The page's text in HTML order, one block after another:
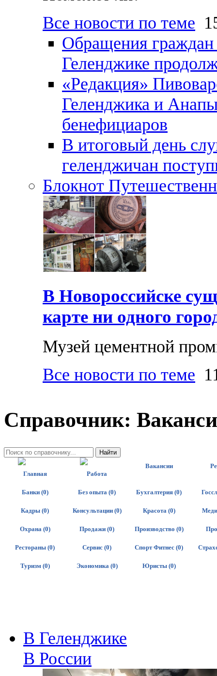
Все новости по теме
Обращения граждан
Геленджике
«Редакция»
Геленджика и
бенефициаров
В итоговый день
геленджичан
Блокнот
В Новороссийске
карте ни одного
Музей цементной
Все новости по теме
Справочник:
Главная Работа
Вакансии
Банки (0) Без опыта (0) Бухгалтерия (0)
Кадры (0) Консультации (0) Красота (0)
Охрана (0) Продажи (0) Производство (0)
Рестораны (0) Сервис (0) Спорт Фитнес (0)
Туризм (0) Экономика (0) Юристы (0)
В Геленджике
В России